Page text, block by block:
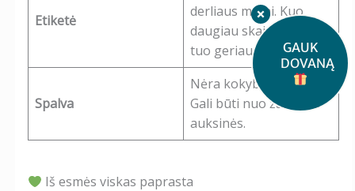
Etiketė
derliaus metai. Kuo
daugiau skaidrumo –
tuo geriau.
Spalva
Nėra kokybės rodiklis.
Gali būti nuo žalios iki
auksinės.
Iš esmės viskas paprasta
GAUK
DOVANĄ